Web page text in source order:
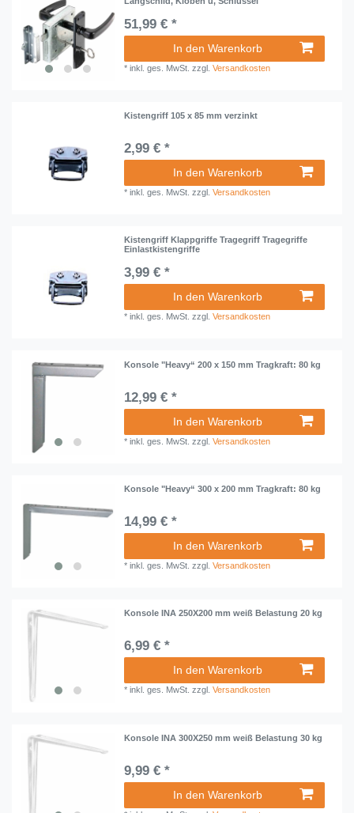
51,99 € *
In den Warenkorb
*inkl. ges. MwSt. zzgl.Versandkosten
Kistengriff 105 x 85 mm verzinkt
2,99 € *
In den Warenkorb
*inkl. ges. MwSt. zzgl.Versandkosten
Kistengriff Klappgriffe Tragegriff Tragegriffe
Einlastkistengriffe
3,99 € *
In den Warenkorb
*inkl. ges. MwSt. zzgl.Versandkosten
Konsole "Heavy“ 200 x 150 mm Tragkraft: 80 kg
12,99 € *
In den Warenkorb
*inkl. ges. MwSt. zzgl.Versandkosten
Konsole "Heavy“ 300 x 200 mm Tragkraft: 80 kg
14,99 € *
In den Warenkorb
*inkl. ges. MwSt. zzgl.Versandkosten
Konsole INA 250X200 mm weiß Belastung 20 kg
6,99 € *
In den Warenkorb
*inkl. ges. MwSt. zzgl.Versandkosten
Konsole INA 300X250 mm weiß Belastung 30 kg
9,99 € *
In den Warenkorb